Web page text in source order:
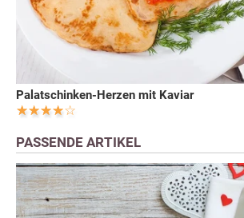
Palatschinken-Herzen mit Kaviar
PASSENDE ARTIKEL